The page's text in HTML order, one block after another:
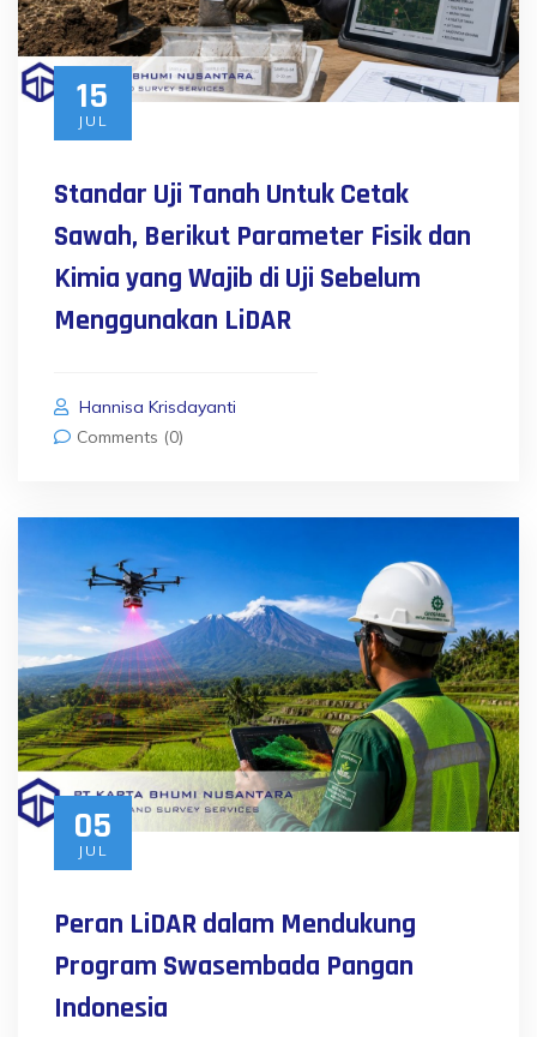
15
JUL
Standar Uji Tanah Untuk Cetak
Sawah, Berikut Parameter Fisik dan
Kimia yang Wajib di Uji Sebelum
Menggunakan LiDAR
Hannisa Krisdayanti
Comments (0)
05
JUL
Peran LiDAR dalam Mendukung
Program Swasembada Pangan
Indonesia